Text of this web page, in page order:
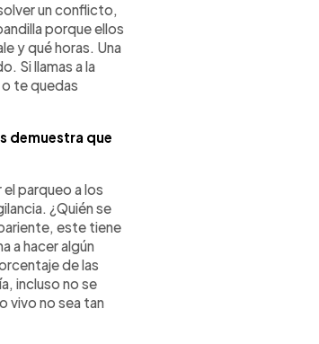
un conflicto,
porque ellos
y qué horas. Una
Si llamas a la
o te quedas
demuestra que
el parqueo a los
¿Quién se
este tiene
a hacer algún
de las
incluso no se
vivo no sea tan